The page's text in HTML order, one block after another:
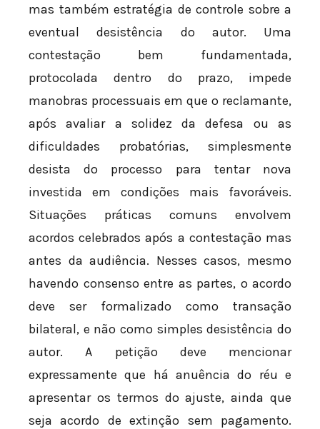
mas também estratégia de controle sobre a
eventual desistência do autor. Uma
contestação bem fundamentada,
protocolada dentro do prazo, impede
manobras processuais em que o reclamante,
após avaliar a solidez da defesa ou as
dificuldades probatórias, simplesmente
desista do processo para tentar nova
investida em condições mais favoráveis.
Situações práticas comuns envolvem
acordos celebrados após a contestação mas
antes da audiência. Nesses casos, mesmo
havendo consenso entre as partes, o acordo
deve ser formalizado como transação
bilateral, e não como simples desistência do
autor. A petição deve mencionar
expressamente que há anuência do réu e
apresentar os termos do ajuste, ainda que
seja acordo de extinção sem pagamento.